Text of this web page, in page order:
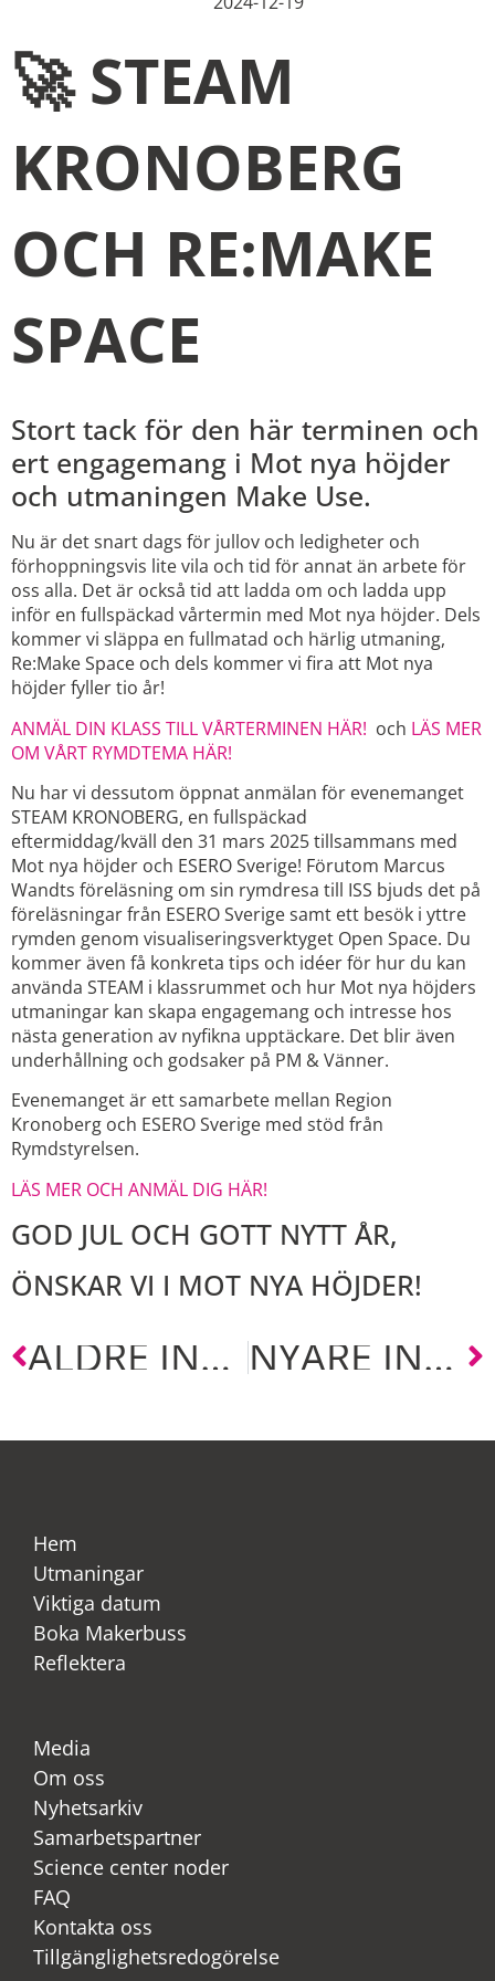
🚀 STEAM
KRONOBERG
OCH RE:MAKE
SPACE
Stort tack för den här terminen och
ert engagemang i Mot nya höjder
och utmaningen Make Use.
Nu är det snart dags för jullov och ledigheter och
förhoppningsvis lite vila och tid för annat än arbete för
oss alla. Det är också tid att ladda om och ladda upp
inför en fullspäckad vårtermin med Mot nya höjder. Dels
kommer vi släppa en fullmatad och härlig utmaning,
Re:Make Space och dels kommer vi fira att Mot nya
höjder fyller tio år!
ANMÄL DIN KLASS TILL VÅRTERMINEN HÄR! och LÄS MER
OM VÅRT RYMDTEMA HÄR!
Nu har vi dessutom öppnat anmälan för evenemanget
STEAM KRONOBERG, en fullspäckad
eftermiddag/kväll den 31 mars 2025 tillsammans med
Mot nya höjder och ESERO Sverige! Förutom Marcus
Wandts föreläsning om sin rymdresa till ISS bjuds det på
föreläsningar från ESERO Sverige samt ett besök i yttre
rymden genom visualiseringsverktyget Open Space. Du
kommer även få konkreta tips och idéer för hur du kan
använda STEAM i klassrummet och hur Mot nya höjders
utmaningar kan skapa engagemang och intresse hos
nästa generation av nyfikna upptäckare. Det blir även
underhållning och godsaker på PM & Vänner.
Evenemanget är ett samarbete mellan Region
Kronoberg och ESERO Sverige med stöd från
Rymdstyrelsen.
LÄS MER OCH ANMÄL DIG HÄR!
GOD JUL OCH GOTT NYTT ÅR,
ÖNSKAR VI I MOT NYA HÖJDER!
ÄLDRE INLÄGG NYARE INLÄGG
Hem
Utmaningar
Viktiga datum
Boka Makerbuss
Reflektera
Media
Om oss
Nyhetsarkiv
Samarbetspartner
Science center noder
FAQ
Kontakta oss
Tillgänglighetsredogörelse